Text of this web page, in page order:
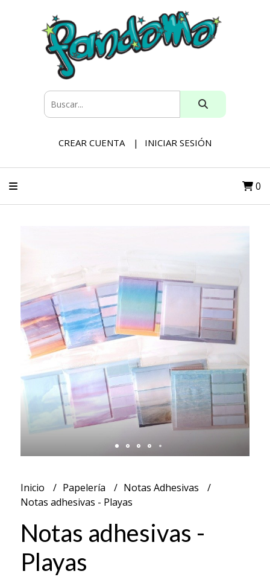
CREAR CUENTA INICIAR SESIÓN
0
Inicio Papelería
Notas Adhesivas
Notas adhesivas - Playas
Notas adhesivas -
Playas